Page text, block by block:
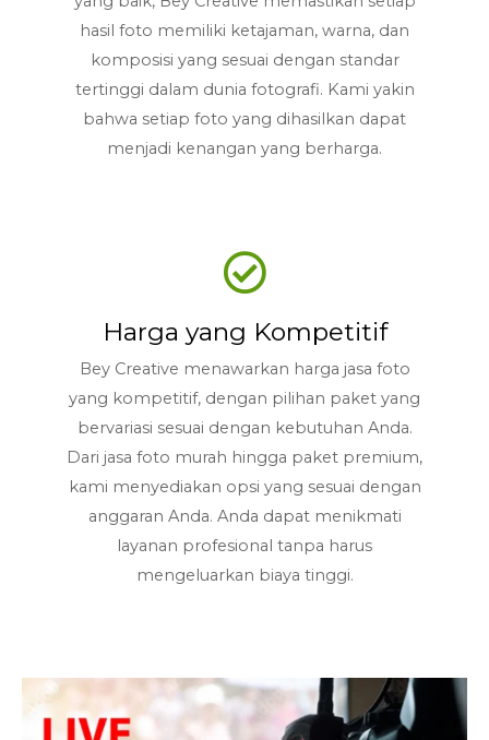
hasil foto memiliki ketajaman, warna, dan
komposisi yang sesuai dengan standar
tertinggi dalam dunia fotografi. Kami yakin
bahwa setiap foto yang dihasilkan dapat
menjadi kenangan yang berharga.
Harga yang Kompetitif
Bey Creative menawarkan harga jasa foto
yang kompetitif, dengan pilihan paket yang
bervariasi sesuai dengan kebutuhan Anda.
Dari jasa foto murah hingga paket premium,
kami menyediakan opsi yang sesuai dengan
anggaran Anda. Anda dapat menikmati
layanan profesional tanpa harus
mengeluarkan biaya tinggi.